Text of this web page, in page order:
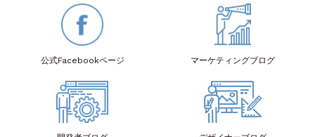
公式Facebookページ マーケティングブログ